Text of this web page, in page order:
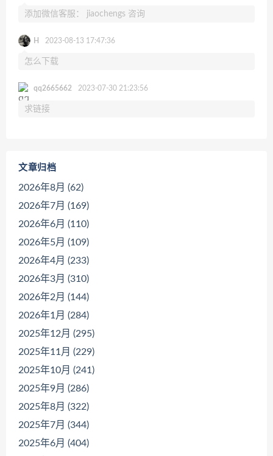
添加微信客服： jiaochengs 咨询
H 2023-08-13 17:47:36
怎么下载
qq2665662 2023-07-30 21:23:56
求链接
文章归档
2026年8月 (62)
2026年7月 (169)
2026年6月 (110)
2026年5月 (109)
2026年4月 (233)
2026年3月 (310)
2026年2月 (144)
2026年1月 (284)
2025年12月 (295)
2025年11月 (229)
2025年10月 (241)
2025年9月 (286)
2025年8月 (322)
2025年7月 (344)
2025年6月 (404)